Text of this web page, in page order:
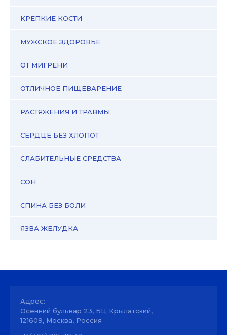
КРЕПКИЕ КОСТИ
МУЖСКОЕ ЗДОРОВЬЕ
ОТ МИГРЕНИ
ОТЛИЧНОЕ ПИЩЕВАРЕНИЕ
РАСТЯЖЕНИЯ И ТРАВМЫ
СЕРДЦЕ БЕЗ ХЛОПОТ
СЛАБИТЕЛЬНЫЕ СРЕДСТВА
СОН
СПИНА БЕЗ БОЛИ
ЯЗВА ЖЕЛУДКА
Адрес:
Осенний бульвар 23, БЦ Крылатский,
121609, Москва, Россия